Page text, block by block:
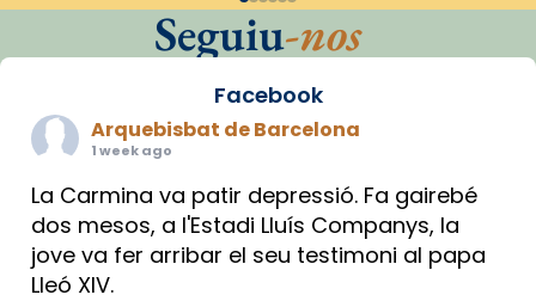
Seguiu-nos
Facebook
Arquebisbat de Barcelona
1 week ago
La Carmina va patir depressió. Fa gairebé
dos mesos, a l'Estadi Lluís Companys, la
jove va fer arribar el seu testimoni al papa
Lleó XIV.